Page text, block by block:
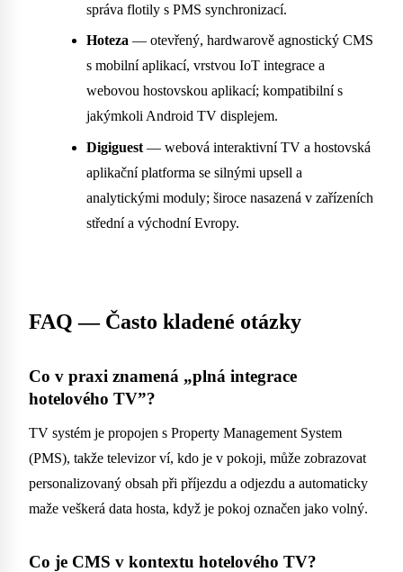
správa flotily s PMS synchronizací.
Hoteza — otevřený, hardwarově agnostický CMS
s mobilní aplikací, vrstvou IoT integrace a
webovou hostovskou aplikací; kompatibilní s
jakýmkoli Android TV displejem.
Digiguest — webová interaktivní TV a hostovská
aplikační platforma se silnými upsell a
analytickými moduly; široce nasazená v zařízeních
střední a východní Evropy.
FAQ — Často kladené otázky
Co v praxi znamená „plná integrace
hotelového TV”?
TV systém je propojen s Property Management System
(PMS), takže televizor ví, kdo je v pokoji, může zobrazovat
personalizovaný obsah při příjezdu a odjezdu a automaticky
maže veškerá data hosta, když je pokoj označen jako volný.
Co je CMS v kontextu hotelového TV?